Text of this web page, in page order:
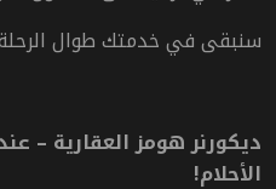
سنبقى في خدمتك طوال
ديكورنر هومز العقارية –
الأحلام!